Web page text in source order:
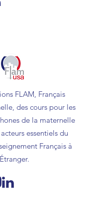
FLAM, Français
des cours pour les
de la maternelle
essentiels du
Français à